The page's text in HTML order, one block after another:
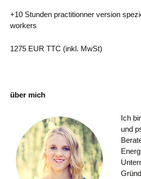
+10 Stunden practitionner version
workers
1275 EUR TTC (inkl. MwSt)
über mich
Ich
und